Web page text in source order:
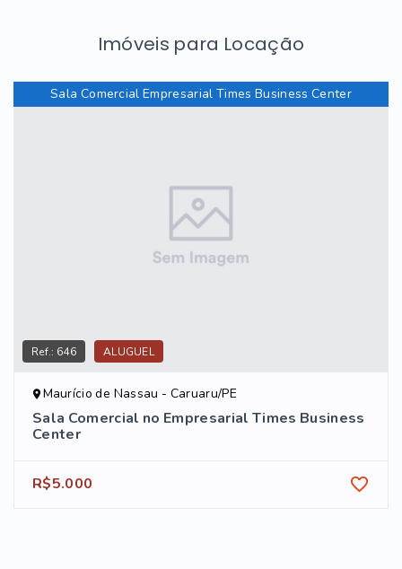
Imóveis para Locação
Sala Comercial Empresarial Times Business Center
Ref.: 646 ALUGUEL
Maurício de Nassau - Caruaru/PE
Sala Comercial no Empresarial Times Business
Center
R$5.000